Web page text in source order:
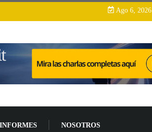
Ago 6, 2026
INFORMES NOSOTROS